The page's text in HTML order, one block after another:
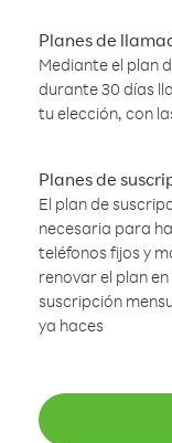
Planes de
Mediante el plan
durante 30 días
tu elección, con
Planes de
El plan de
necesaria para
teléfonos fijos y
renovar el plan
suscripción
ya haces